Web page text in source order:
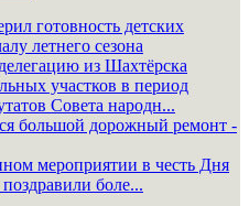
готовность детских
летнего сезона
из Шахтёрска
участков в период
Совета народн...
большой дорожный ремонт -
мероприятии в честь Дня
боле...